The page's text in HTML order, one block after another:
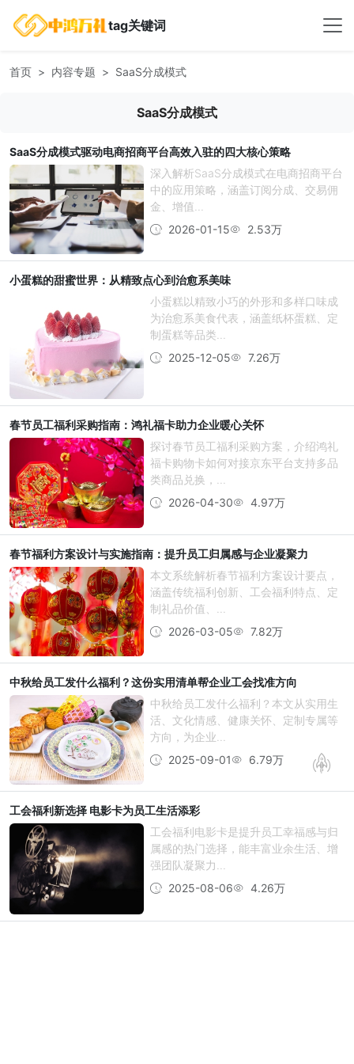
tag关键词
首页 内容专题 SaaS分成模式
SaaS分成模式
SaaS分成模式驱动电商招商平台高效入驻的四大核心策略
深入解析SaaS分成模式在电商招商平台
中的应用策略，涵盖订阅分成、交易佣
金、增值...
2026-01-15
2.53万
小蛋糕的甜蜜世界：从精致点心到治愈系美味
小蛋糕以精致小巧的外形和多样口味成
为治愈系美食代表，涵盖纸杯蛋糕、定
制蛋糕等品类...
2025-12-05
7.26万
春节员工福利采购指南：鸿礼福卡助力企业暖心关怀
探讨春节员工福利采购方案，介绍鸿礼
福卡购物卡如何对接京东平台支持多品
类商品兑换，...
2026-04-30
4.97万
春节福利方案设计与实施指南：提升员工归属感与企业凝聚力
本文系统解析春节福利方案设计要点，
涵盖传统福利创新、工会福利特点、定
制礼品价值、...
2026-03-05
7.82万
中秋给员工发什么福利？这份实用清单帮企业工会找准方向
中秋给员工发什么福利？本文从实用生
活、文化情感、健康关怀、定制专属等
方向，为企业...
2025-09-01
6.79万
工会福利新选择 电影卡为员工生活添彩
工会福利电影卡是提升员工幸福感与归
属感的热门选择，能丰富业余生活、增
强团队凝聚力...
2025-08-06
4.26万